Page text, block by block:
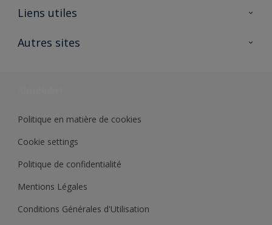
A propos de Sikkens
Liens utiles
Ouvrir un magasin PASS
Autres sites
Politique en matière de cookies
Cookie settings
Politique de confidentialité
Mentions Légales
Conditions Générales d'Utilisation